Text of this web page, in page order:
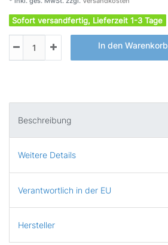
Sofort versandfertig, Lieferzeit 1-3 Tage
In den Warenkorb
Beschreibung
Weitere Details
Verantwortlich in der EU
Hersteller